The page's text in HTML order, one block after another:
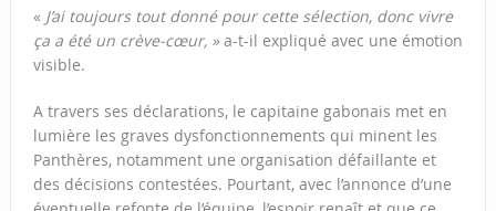
« J’ai toujours tout donné pour cette sélection, donc vivre
ça a été un crève-cœur, »a-t-il expliqué avec une émotion
visible.
A travers ses déclarations, le capitaine gabonais met en
lumière les graves dysfonctionnements qui minent les
Panthères, notamment une organisation défaillante et
des décisions contestées. Pourtant, avec l’annonce d’une